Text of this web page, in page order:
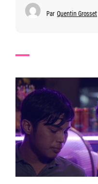
Par Quentin Grosset